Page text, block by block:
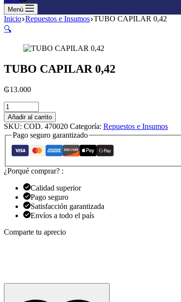
Menú
Inicio Repuestos e Insumos TUBO CAPILAR 0,42
🔍
TUBO CAPILAR 0,42
₲13.000
TUBO
CAPILAR
0,42
cantidad
Añadir al carrito
SKU: COD. 470020 Categoría: Repuestos e Insumos
Pago seguro garantizado
¿Porqué comprar? :
Calidad superior
Pago seguro
Satisfacción garantizada
Envíos a todo el país
Comparte tu aprecio